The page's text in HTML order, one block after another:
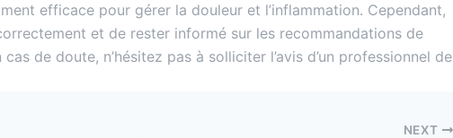
efficace pour gérer la douleur et l’inflammation. Cependant,
et de rester informé sur les recommandations de
de doute, n’hésitez pas à solliciter l’avis d’un professionnel de
NEXT